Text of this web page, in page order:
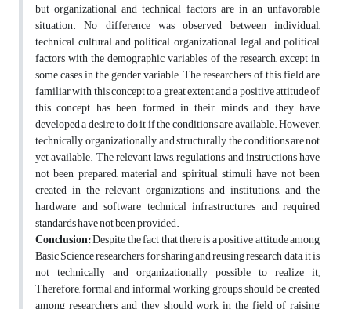
but organizational and technical factors are in an unfavorable
situation. No difference was observed between individual,
technical, cultural and political, organizational, legal and political
factors with the demographic variables of the research, except in
some cases in the gender variable. The researchers of this field are
familiar with this concept to a great extent and a positive attitude of
this concept has been formed in their minds and they have
developed a desire to do it if the conditions are available. However,
technically, organizationally, and structurally, the conditions are not
yet available. The relevant laws, regulations and instructions have
not been prepared, material and spiritual stimuli have not been
created in the relevant organizations and institutions, and the
hardware and software technical infrastructures and required
standards have not been provided.
Conclusion:Despite the fact that there is a positive attitude among
Basic Science researchers for sharing and reusing research data, it is
not technically and organizationally possible to realize it;
Therefore, formal and informal working groups should be created